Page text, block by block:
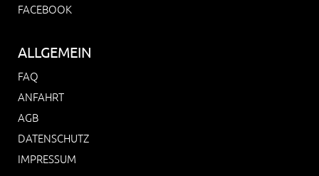
FACEBOOK
ALLGEMEIN
FAQ
ANFAHRT
AGB
DATENSCHUTZ
IMPRESSUM